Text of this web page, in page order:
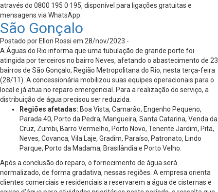
através do 0800 195 0 195, disponível para ligações gratuitas e
mensagens via WhatsApp.
São Gonçalo
Postado por Ellon Rossi em 28/nov/2023 -
A Águas do Rio informa que uma tubulação de grande porte foi
atingida por terceiros no bairro Neves, afetando o abastecimento de 23
bairros de São Gonçalo, Região Metropolitana do Rio, nesta terça-feira
(28/11). A concessionária mobilizou suas equipes operacionais para o
local e já atua no reparo emergencial. Para a realização do serviço, a
distribuição de água precisou ser reduzida.
Regiões afetadas: Boa Vista, Camarão, Engenho Pequeno,
Parada 40, Porto da Pedra, Mangueira, Santa Catarina, Venda da
Cruz, Zumbi, Barro Vermelho, Porto Novo, Tenente Jardim, Pita,
Neves, Covanca, Vila Laje, Gradim, Paraíso, Patronato, Lindo
Parque, Porto da Madama, Brasilândia e Porto Velho.
Após a conclusão do reparo, o fornecimento de água será
normalizado, de forma gradativa, nessas regiões. A empresa orienta
clientes comerciais e residenciais a reservarem a água de cisternas e